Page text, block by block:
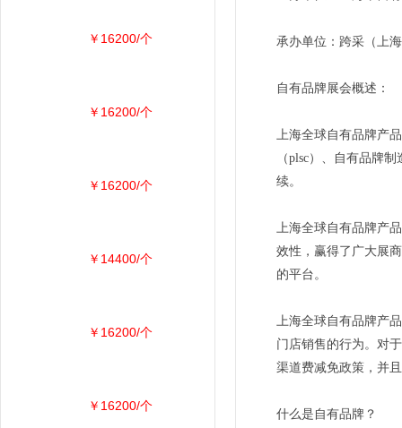
承办单位：跨采（上
自有品牌展会概述：
上海全球自有品牌产
（plsc）、自有品牌
续。
上海全球自有品牌产
效性，赢得了广大展
的平台。
上海全球自有品牌产
门店销售的行为。对
渠道费减免政策，并
什么是自有品牌？
￥16200/个
￥16200/个
￥16200/个
￥14400/个
￥16200/个
￥16200/个